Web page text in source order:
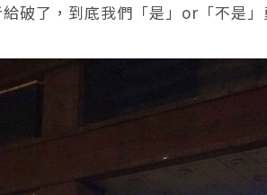
破了，到底我們「是」or「不是」